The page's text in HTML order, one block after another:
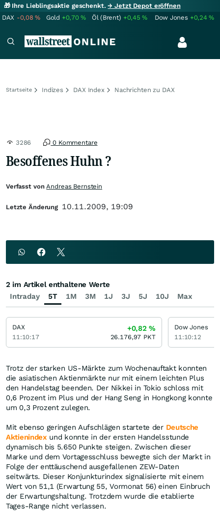
🎁 Ihre Lieblingsaktie geschenkt.→ Jetzt Depot eröffnen
DAX -0,08% Gold +0,70% Öl (Brent) +0,45% Dow Jones +0,24%
Startseite Indizes DAX Index Nachrichten zu DAX
3286 0 Kommentare
Besoffenes Huhn ?
Trotz der starken US-Märkte zum Wochenauftakt konnten
die asiatischen Aktienmärkte nur mit einem leichten Plus
den Handelstag beenden. Der Nikkei in Tokio schloss mit
0,6 Prozent im Plus und der Hang Seng in Hongkong konnte
um 0,3 Prozent zulegen.
Mit ebenso geringen Aufschlägen startete der Deutsche
Aktienindex und konnte in der ersten Handelsstunde
dynamisch bis 5.650 Punkte steigen. Zwischen dieser
Marke und dem Vortagesschluss bewegte sich der Markt in
Folge der enttäuschend ausgefallenen ZEW-Daten
seitwärts. Dieser Konjunkturindex signalisierte mit einem
Wert von 51,1 (Erwartung 55, Vormonat 56) einen Einbruch
der Erwartungshaltung. Trotzdem wurde die etablierte
Tages-Range nicht verlassen.
Verfasst vonAndreas Bernstein
Letzte Änderung 10.11.2009, 19:09
Intraday 5T 1M 3M 1J 3J 5J 10J Max
2 im Artikel enthaltene Werte
DAX
11:10:17
+0,82%
26.176,97 PKT
Dow Jones
11:10:12